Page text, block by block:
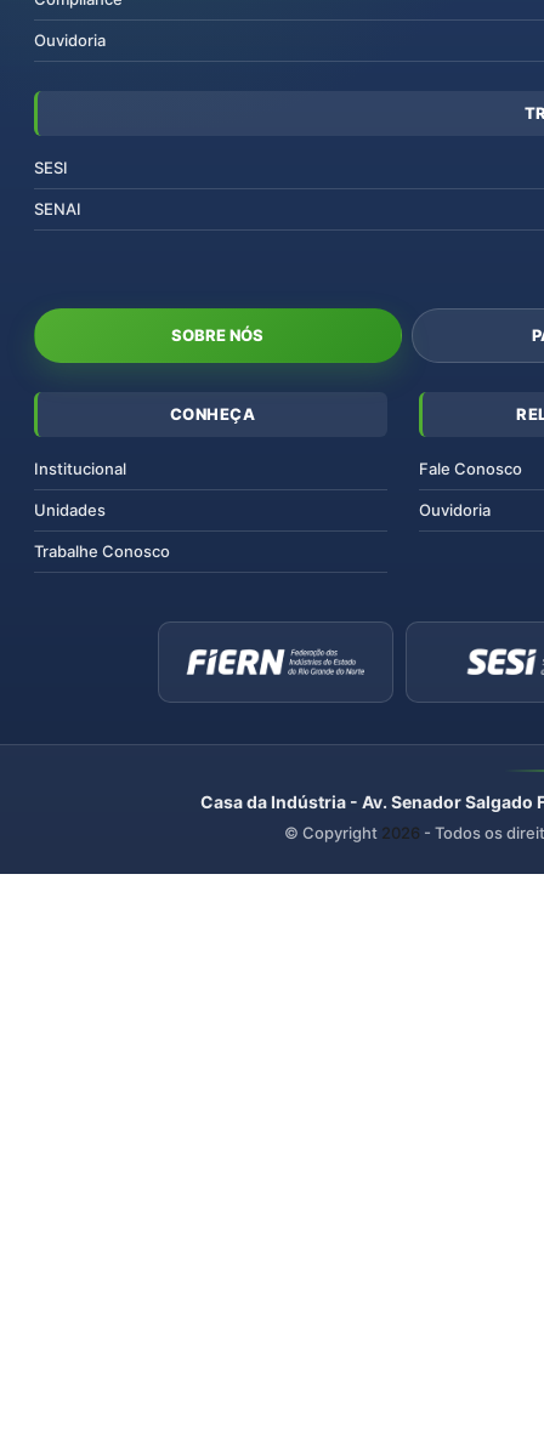
Ouvidoria
SESI
SENAI
SOBRE NÓS
CONHEÇA
Institucional
Unidades
Trabalhe Conosco
Fale Conosco
Ouvidoria
Casa da Indústria - Av. Senador
© Copyright 2026 - Todos os